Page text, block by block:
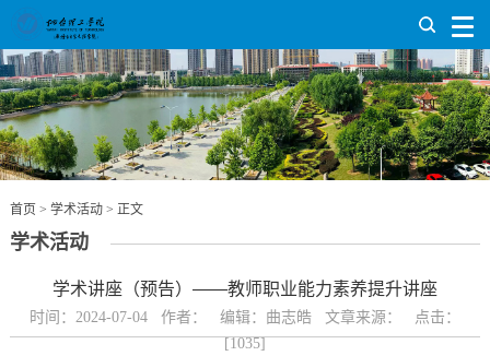
首页 >学术活动 > 正文
学术活动
学术讲座（预告）——教师职业能力素养提升讲座
时间：2024-07-04 作者： 编辑：曲志皓 文章来源： 点击：
[1035]